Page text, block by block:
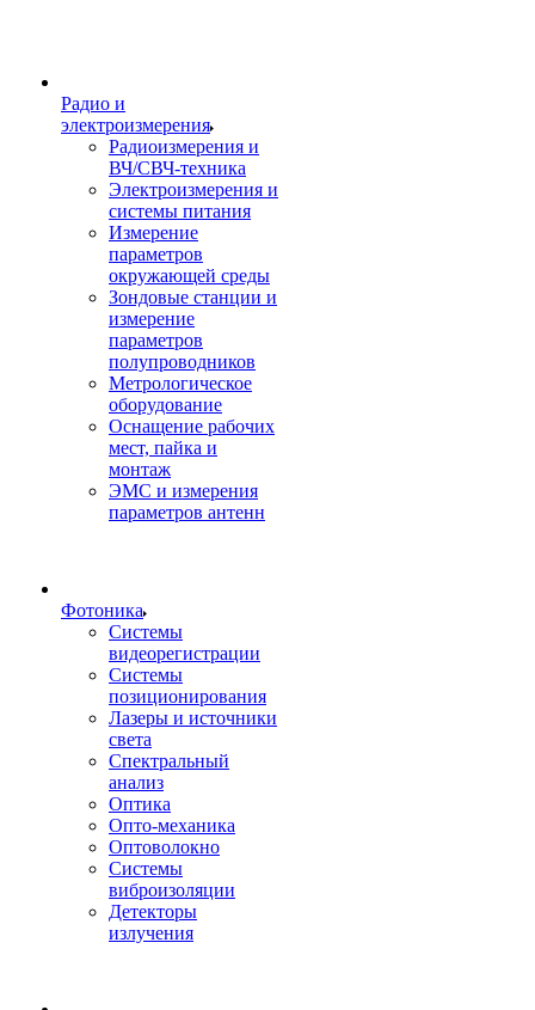
Радио и
электроизмерения
Радиоизмерения и
ВЧ/СВЧ-техника
Электроизмерения и
системы питания
Измерение
параметров
окружающей среды
Зондовые станции и
измерение
параметров
полупроводников
Метрологическое
оборудование
Оснащение рабочих
мест, пайка и
монтаж
ЭМС и измерения
параметров антенн
Фотоника
Cистемы
видеорегистрации
Системы
позиционирования
Лазеры и источники
света
Спектральный
анализ
Оптика
Опто-механика
Оптоволокно
Системы
виброизоляции
Детекторы
излучения